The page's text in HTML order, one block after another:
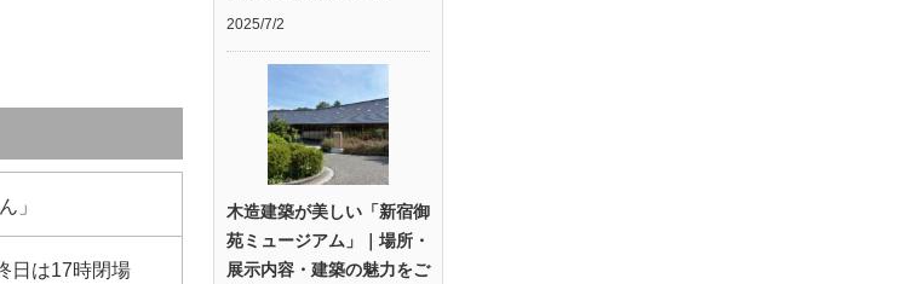
」
日は17時閉場
2025/7/2
木造建築が美しい「新宿御
苑ミュージアム」｜場所・
展示内容・建築の魅力をご